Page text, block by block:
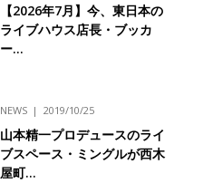
【2026年7月】今、東日本の
ライブハウス店長・ブッカ
ー…
NEWS 2019/10/25
山本精一プロデュースのライ
ブスペース・ミングルが西木
屋町…